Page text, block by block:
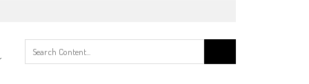
for: